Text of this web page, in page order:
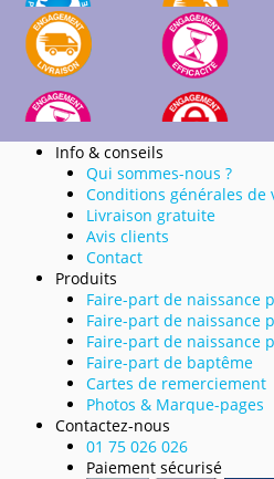
Info & conseils
Qui sommes-nous ?
Conditions générales de
Livraison gratuite
Avis clients
Contact
Produits
Faire-part de naissance
Faire-part de naissance
Faire-part de naissance
Faire-part de baptême
Cartes de remerciement
Photos & Marque-pages
Contactez-nous
01 75 026 026
Paiement sécurisé